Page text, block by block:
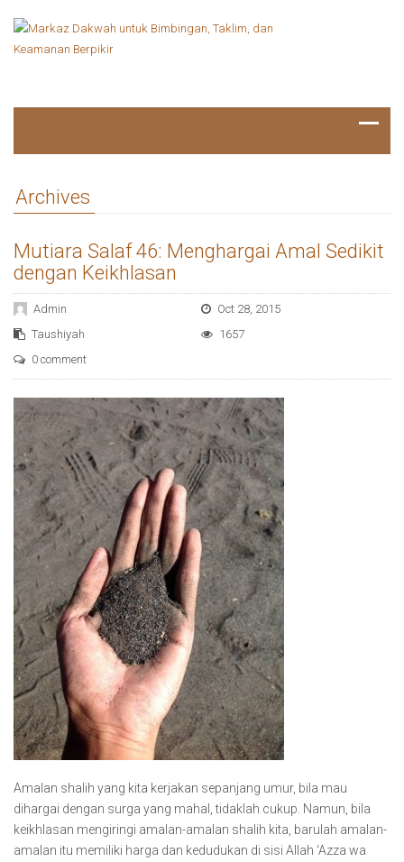
Archives
Mutiara Salaf 46: Menghargai Amal Sedikit
dengan Keikhlasan
Admin
Oct 28, 2015
Taushiyah
1657
0 comment
Amalan shalih yang kita kerjakan sepanjang umur, bila mau
dihargai dengan surga yang mahal, tidaklah cukup. Namun, bila
keikhlasan mengiringi amalan-amalan shalih kita, barulah amalan-
amalan itu memiliki harga dan kedudukan di sisi Allah ‘Azza wa